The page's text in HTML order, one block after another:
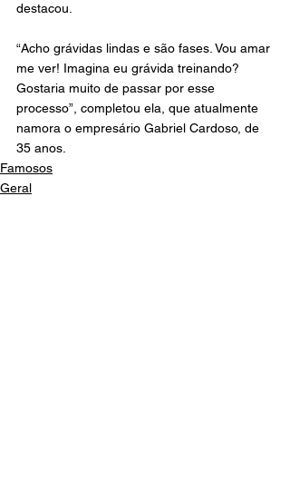
destacou.
“Acho grávidas lindas e são fases. Vou amar
me ver! Imagina eu grávida treinando?
Gostaria muito de passar por esse
processo”, completou ela, que atualmente
namora o empresário Gabriel Cardoso, de
35 anos.
Famosos
Geral